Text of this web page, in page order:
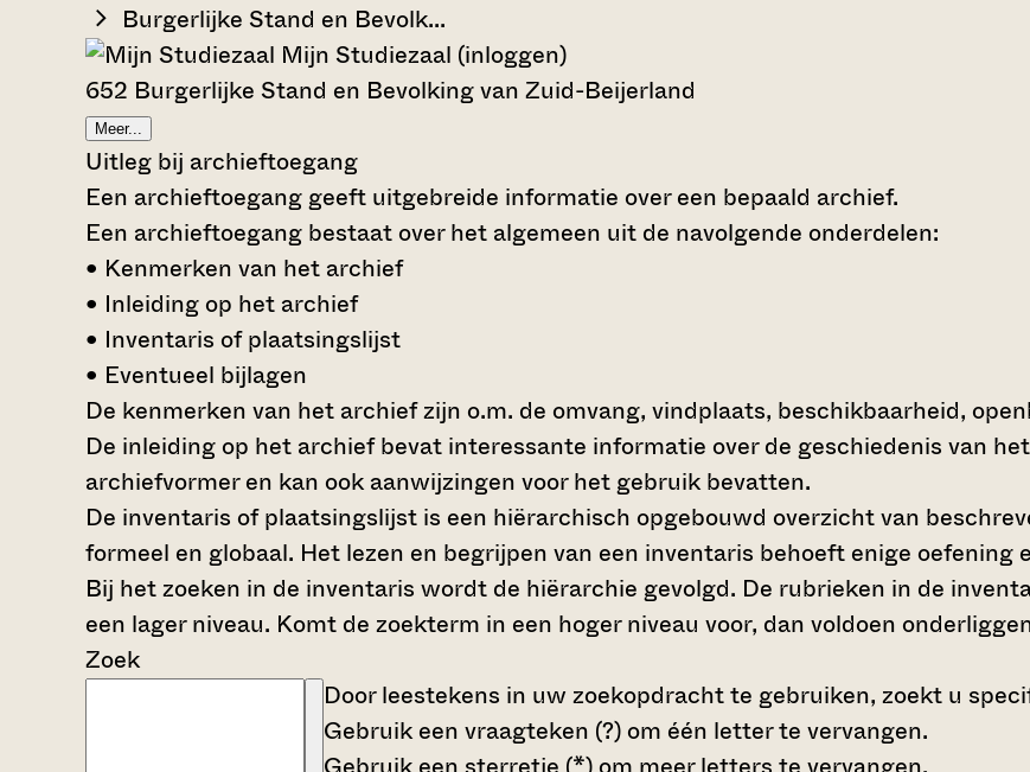
Burgerlijke Stand en Bevolk...
Mijn Studiezaal (inloggen)
652 Burgerlijke Stand en Bevolking van Zuid-Beijerland
Meer...
Uitleg bij archieftoegang
Een archieftoegang geeft uitgebreide informatie over een bepaald archief.
Een archieftoegang bestaat over het algemeen uit de navolgende onderdelen:
• Kenmerken van het archief
• Inleiding op het archief
• Inventaris of plaatsingslijst
• Eventueel bijlagen
De kenmerken van het archief zijn o.m. de omvang, vindplaats, beschikbaarheid,
De inleiding op het archief bevat interessante informatie over de geschiedenis van
archiefvormer en kan ook aanwijzingen voor het gebruik bevatten.
De inventaris of plaatsingslijst is een hiërarchisch opgebouwd overzicht van
formeel en globaal. Het lezen en begrijpen van een inventaris behoeft enige oefening
Bij het zoeken in de inventaris wordt de hiërarchie gevolgd. De rubrieken in de
een lager niveau. Komt de zoekterm in een hoger niveau voor, dan voldoen
Zoek
Door leestekens in uw zoekopdracht te gebruiken, zoekt u
Gebruik een vraagteken (?) om één letter te vervangen.